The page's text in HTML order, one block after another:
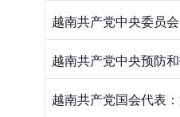
越南共产党中央委员
越南共产党中央预防
越南共产党国会代表